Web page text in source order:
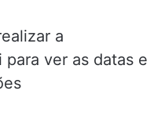
a
ver as datas e